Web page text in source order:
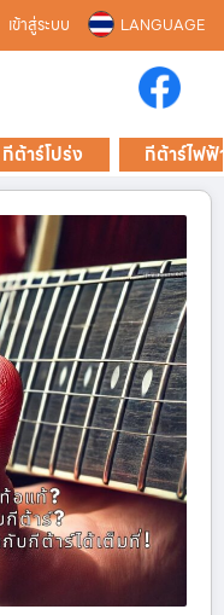
เข้าสู่ระบบ LANGUAGE
กีต้าร์โปร่ง กีต้าร์ไฟฟ้